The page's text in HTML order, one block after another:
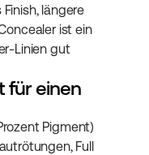
längere
ist ein
Linien gut
für einen
Pigment)
Full